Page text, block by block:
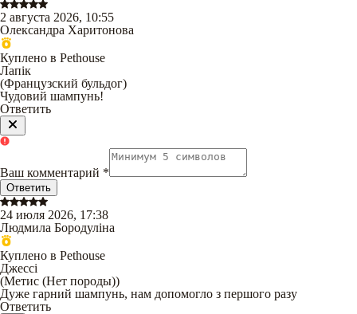
2 августа 2026, 10:55
Олександра Харитонова
Куплено в Pethouse
Лапік
(Французский бульдог)
Чудовий шампунь!
Ответить
Ваш комментарий *
Ответить
24 июля 2026, 17:38
Людмила Бородуліна
Куплено в Pethouse
Джессі
(Метис (Нет породы))
Дуже гарний шампунь, нам допомогло з першого разу
Ответить